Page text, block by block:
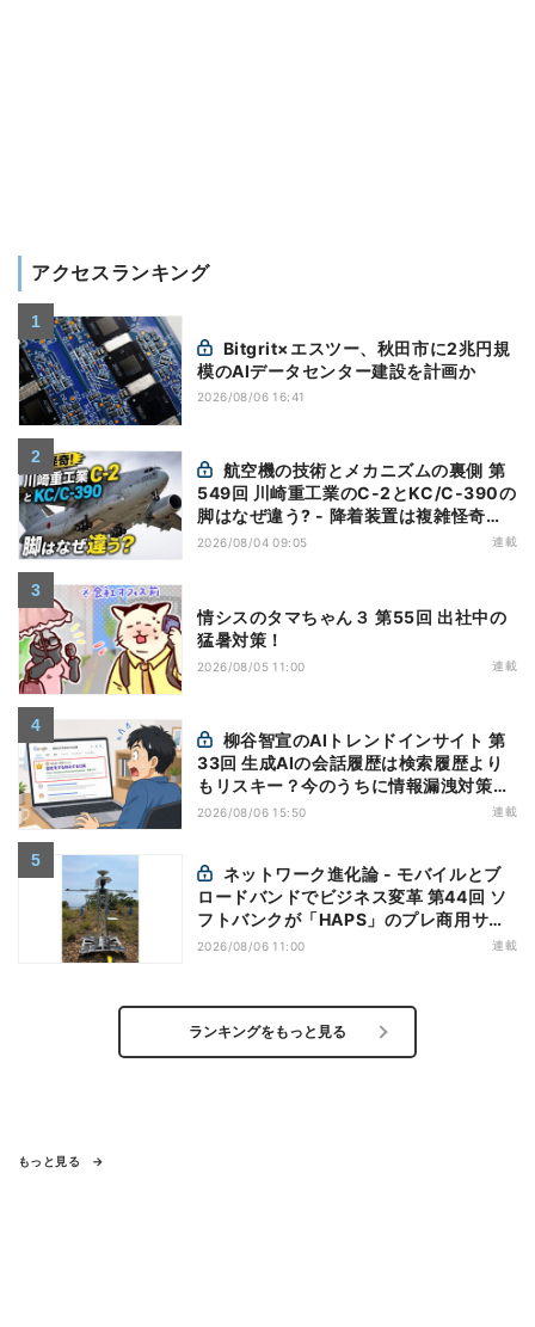
アクセスランキング
模のAIデータセンター建設を計画か
2026/08/06 16:41
549回 川崎重工業のC-2とKC/C-390の
脚はなぜ違う? - 降着装置は複雑怪奇
(5)|軍用輸送機(10)
2026/08/04 09:05 連載
情シスのタマちゃん３ 第55回 出社中の
猛暑対策！
2026/08/05 11:00 連載
33回 生成AIの会話履歴は検索履歴より
もリスキー？今のうちに情報漏洩対策を
万全にしておこう
2026/08/06 15:50 連載
ロードバンドでビジネス変革 第44回 ソ
フトバンクが「HAPS」のプレ商用サー
ビス開始を表明、本格的な商用展開のめ
2026/08/06 11:00 連載
ランキングをもっと見る
もっと見る